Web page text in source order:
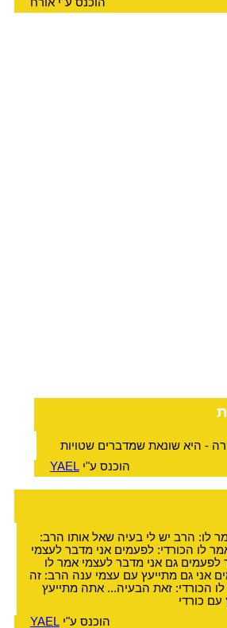
- היא שונאת שמדברים שטויות
הוכנס ע"יYAEL
לו: הרב יש לי בעיה שאל אותו הרב:
לו הכורדי: לפעמים אני מדבר לעצמי
גם אני מדבר לעצמי אמר לו
אני גם מתייעץ עם עצמי ענה הרב: זה
הכורדי: זאת הבעיה... אתה מתייעץ
עם כורדי
הוכנס ע"יYAEL